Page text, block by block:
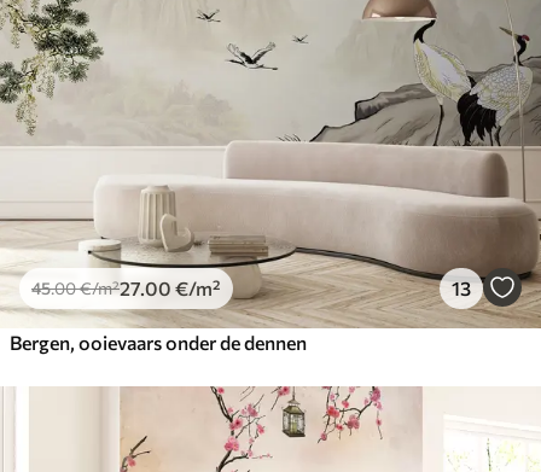
45.00€/m²27.00 €/m² 13
Bergen, ooievaars onder de dennen